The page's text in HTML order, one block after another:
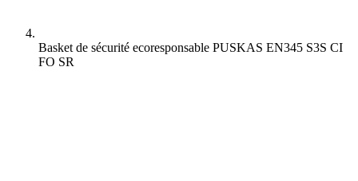
Basket de sécurité ecoresponsable PUSKAS EN345 S3S CI
FO SR